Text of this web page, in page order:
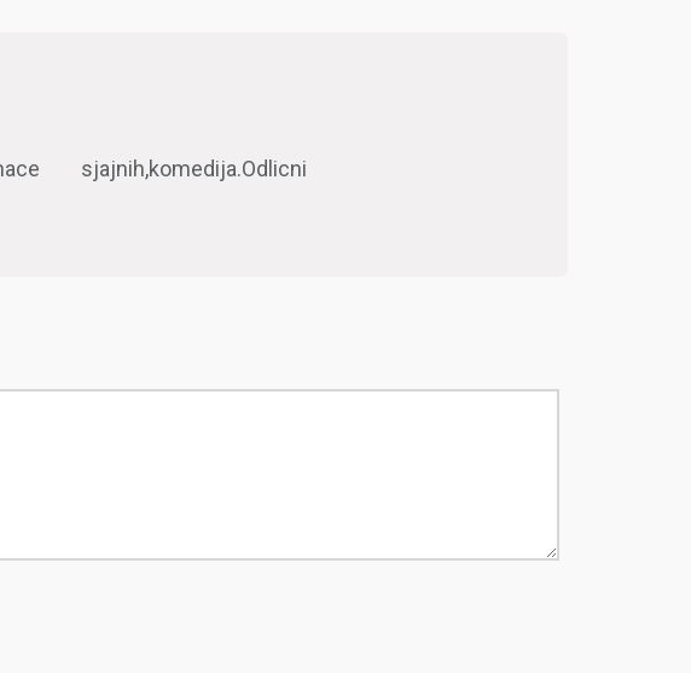
sjajnih,komedija.Odlicni